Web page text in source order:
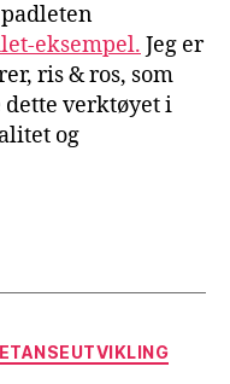
eksempel. Jeg er
ris & ros, som
verktøyet i
og